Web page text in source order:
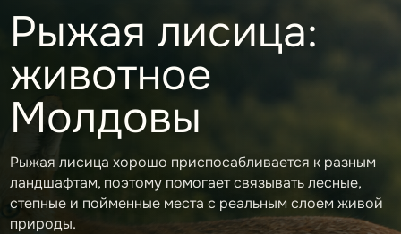
Рыжая лисица:
животное
Молдовы
Рыжая лисица хорошо приспосабливается к разным
ландшафтам, поэтому помогает связывать лесные,
степные и пойменные места с реальным слоем живой
природы.